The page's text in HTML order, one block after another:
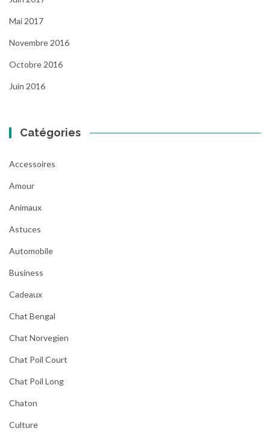
Mai 2017
Novembre 2016
Octobre 2016
Juin 2016
Catégories
Accessoires
Amour
Animaux
Astuces
Automobile
Business
Cadeaux
Chat Bengal
Chat Norvegien
Chat Poil Court
Chat Poil Long
Chaton
Culture